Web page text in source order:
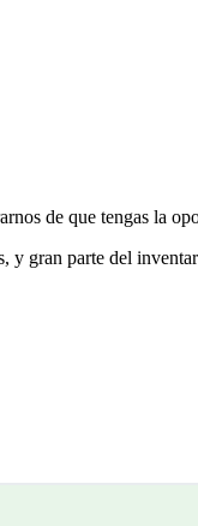
de que tengas la
gran parte del